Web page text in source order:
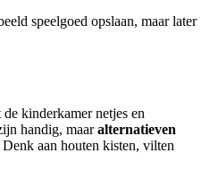
speelgoed opslaan, maar later
de kinderkamer netjes en
handig, maaralternatieven
Denk aan houten kisten, vilten